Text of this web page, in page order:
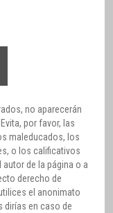
no aparecerán
por favor, las
maleducados, los
o los calificativos
de la página o a
derecho de
el anonimato
dirías en caso de